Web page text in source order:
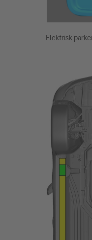
Elektrisk